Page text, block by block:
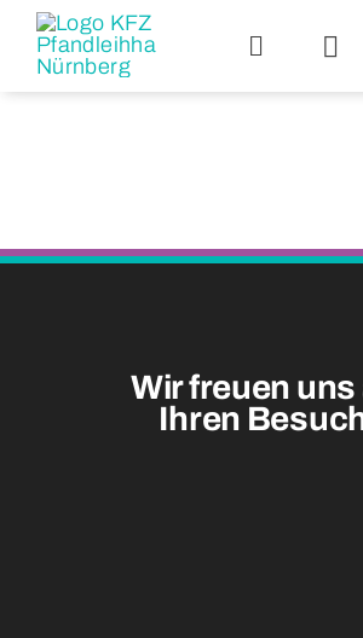
Zum
Inhalt
springen
Wir freuen uns
Ihren